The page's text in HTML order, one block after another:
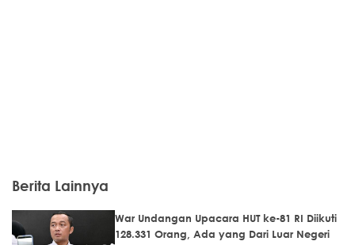
Berita Lainnya
War Undangan Upacara HUT ke-81 RI Diikuti
128.331 Orang, Ada yang Dari Luar Negeri